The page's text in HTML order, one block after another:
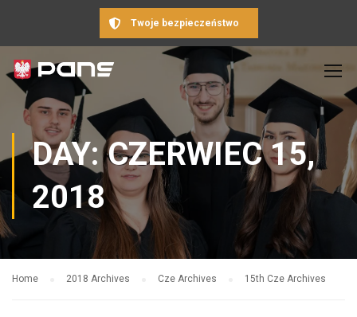
Twoje bezpieczeństwo
DAY: CZERWIEC 15,
2018
Home 2018 Archives Cze Archives 15th Cze Archives